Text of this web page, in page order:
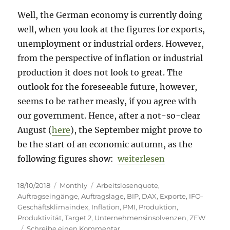
Well, the German economy is currently doing
well, when you look at the figures for exports,
unemployment or industrial orders. However,
from the perspective of inflation or industrial
production it does not look to great. The
outlook for the foreseeable future, however,
seems to be rather measly, if you agree with
our government. Hence, after a not-so-clear
August (here), the September might prove to
be the start of an economic autumn, as the
following figures show:„The German economy in
weiterlesen
Veröffentlicht
am
18/10/2018 Kategorien
Monthly Schlagwörter
Arbeitslosenquote,
Auftragseingänge,Auftragslage, BIP, DAX, Exporte, IFO-
Geschäftsklimaindex, Inflation, PMI, Produktion,
Produktivität,Target 2, Unternehmensinsolvenzen,ZEW
zu